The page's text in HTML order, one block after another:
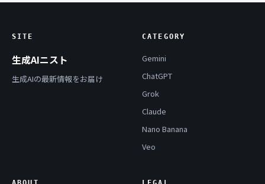
SITE
生成AIニスト
生成AIの最新情報をお届け
CATEGORY
Gemini
ChatGPT
Grok
Claude
Nano Banana
Veo